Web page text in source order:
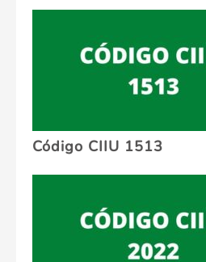
Código CIIU 1513